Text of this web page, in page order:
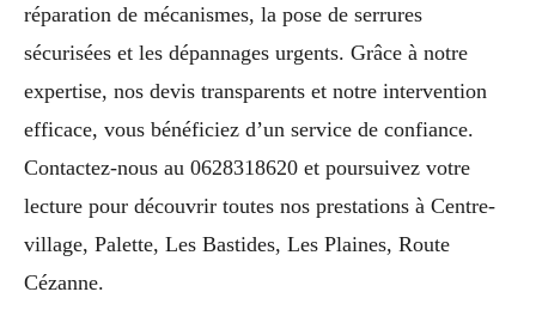
réparation de mécanismes, la pose de serrures
sécurisées et les dépannages urgents. Grâce à notre
expertise, nos devis transparents et notre intervention
efficace, vous bénéficiez d’un service de confiance.
Contactez-nous au 0628318620 et poursuivez votre
lecture pour découvrir toutes nos prestations à Centre-
village, Palette, Les Bastides, Les Plaines, Route
Cézanne.